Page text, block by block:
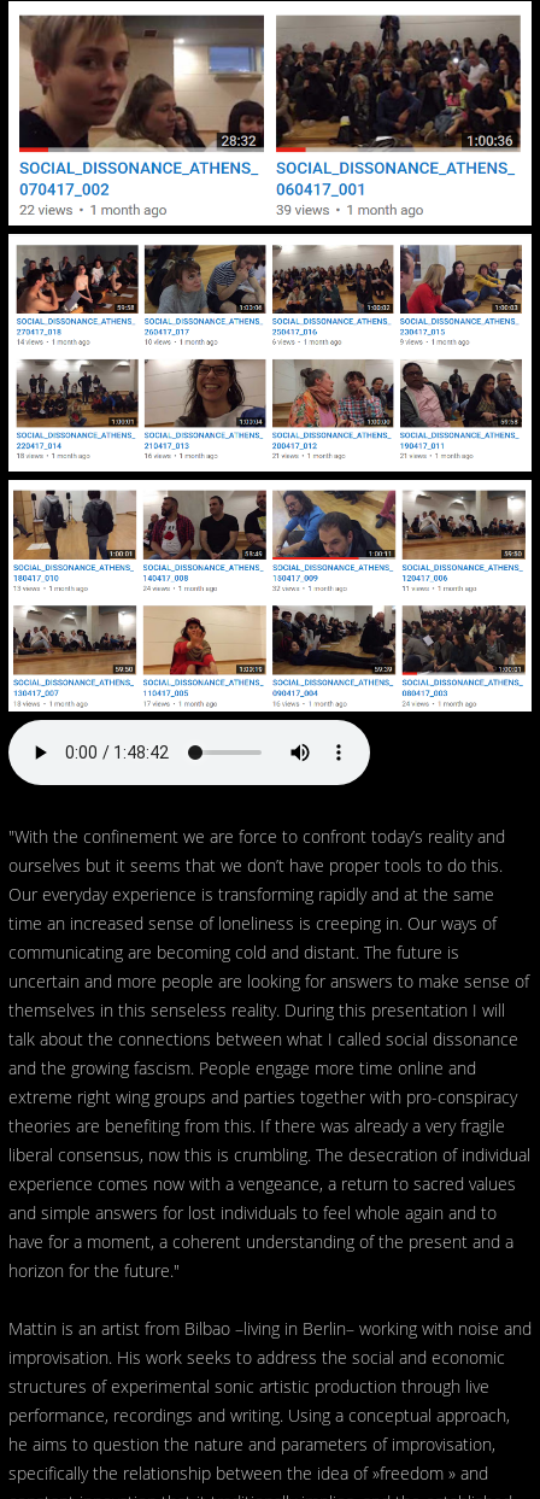
"With the confinement we are force to confront today’s reality and
ourselves but it seems that we don’t have proper tools to do this.
Our everyday experience is transforming rapidly and at the same
time an increased sense of loneliness is creeping in. Our ways of
communicating are becoming cold and distant. The future is
uncertain and more people are looking for answers to make sense of
themselves in this senseless reality. During this presentation I will
talk about the connections between what I called social dissonance
and the growing fascism. People engage more time online and
extreme right wing groups and parties together with pro-conspiracy
theories are benefiting from this. If there was already a very fragile
liberal consensus, now this is crumbling. The desecration of individual
experience comes now with a vengeance, a return to sacred values
and simple answers for lost individuals to feel whole again and to
have for a moment, a coherent understanding of the present and a
horizon for the future."
Mattin is an artist from Bilbao –living in Berlin– working with noise and
improvisation. His work seeks to address the social and economic
structures of experimental sonic artistic production through live
performance, recordings and writing. Using a conceptual approach,
he aims to question the nature and parameters of improvisation,
specifically the relationship between the idea of »freedom » and